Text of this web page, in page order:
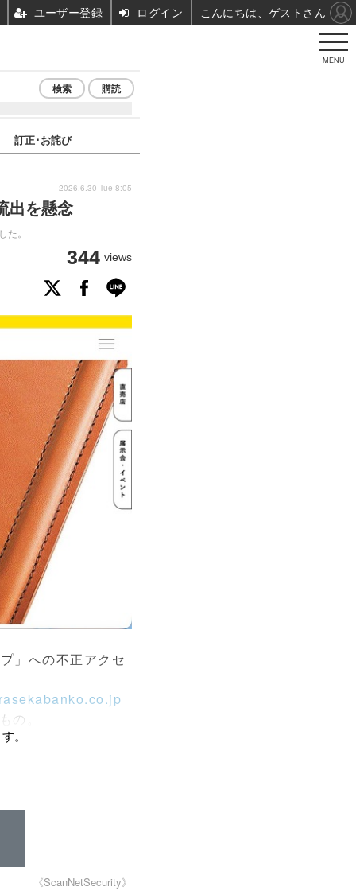
MENU
検索 購読
訂正･お詫び
出を懸念
。
344 views
2026.6.30 Tue 8:05
」への不正アクセ
の。
。
《ScanNetSecurity》
ユーザー登録 ログイン こんにちは、ゲストさん